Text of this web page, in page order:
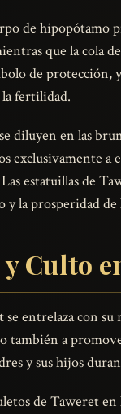
de hipopótamo
que la cola
de protección,
la fertilidad.
diluyen en las
exclusivamente a
estatuillas de
y la prosperidad de
Culto
se entrelaza con
también a
y sus hijos
de Taweret